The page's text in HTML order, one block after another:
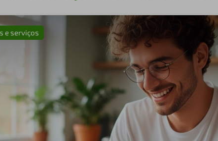
e serviços